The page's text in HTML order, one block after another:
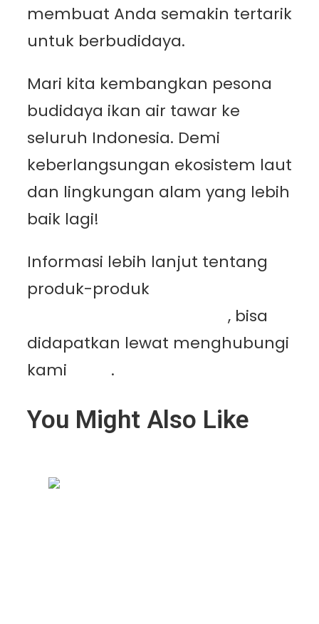
membuat Anda semakin tertarik
untuk berbudidaya.
Mari kita kembangkan pesona
budidaya ikan air tawar ke
seluruh Indonesia. Demi
keberlangsungan ekosistem laut
dan lingkungan alam yang lebih
baik lagi!
Informasi lebih lanjut tentang
produk-produk
, bisa
didapatkan lewat menghubungi
kami
.
You Might Also Like